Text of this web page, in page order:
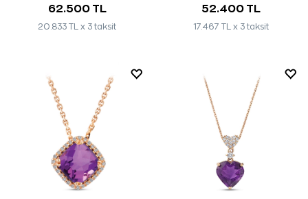
62.500 TL
20.833 TL x 3 taksit
52.400 TL
17.467 TL x 3 taksit